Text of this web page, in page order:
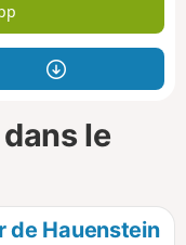
le
de Hauenstein